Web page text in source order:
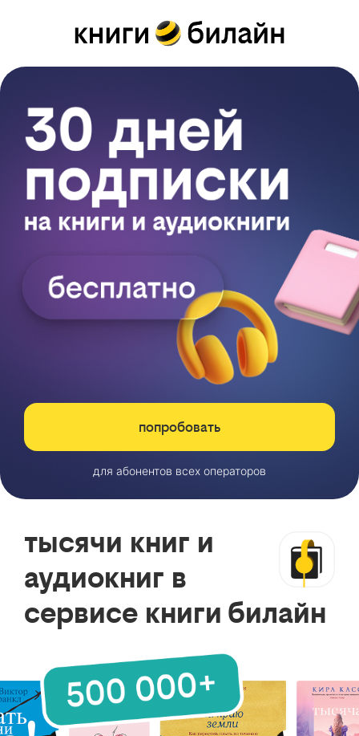
попробовать
для абонентов всех операторов
тысячи книг и
аудиокниг в
сервисе книги билайн